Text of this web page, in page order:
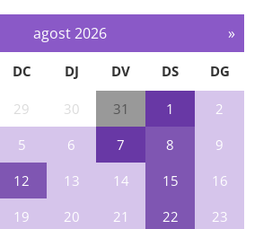
agost 2026 »
DC DJ DV DS DG
29 30 31 1
2
5 6 7 8
9
12 13 14 15
16
19 20 21 22
23